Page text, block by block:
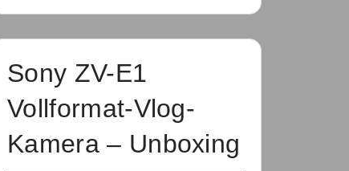
Sony ZV-E1
Vollformat-Vlog-
Kamera – Unboxing